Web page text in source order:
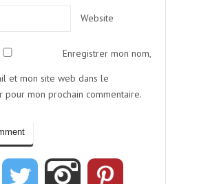
Website
Enregistrer mon nom,
et mon site web dans le
pour mon prochain commentaire.